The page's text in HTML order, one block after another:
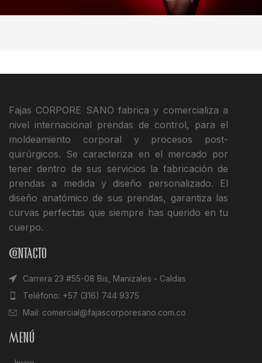
Fajas CORPORE SANO fabrica y comercializa a
nivel internacional prendas de control, para el
moldeamiento corporal y procesos post-
quirúrgicos. Se caracteriza en el mercado por
tener dentro de sus servicios la fabricación de
prendas a medida y diseño personalizado. El
diseño anatómico de sus prendas, garantiza las
curvas perfectas que siempre has querido en tu
cuerpo.
Contacto
Carrera 23 #55-08 Bis, Manizales - Caldas
Teléfono: +57 (316) 744 9375
Mail: comercial@fajascorporesano.com.co
Menú